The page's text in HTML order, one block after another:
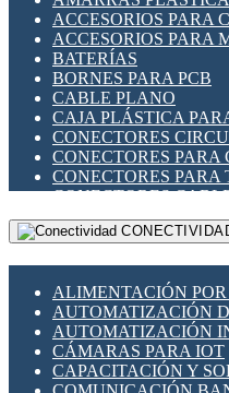
INDICADORES PARA
INTERFACES DE
INTERRUPTORES
LLAVES
MEDIDORES DE
MOTORES PASO A
PANTALLAS HMI
PLC -
PROGRAMADORES
RELÉS DE
SENSORES
SENSORES
TEMPORIZADORES
VARIACS
VARIADORES DE
SECCIONADORES -
ACCESORIOS PARA
ACCESORIOS PARA
BATERÍAS
BORNES PARA PCB
CABLE PLANO
CAJA PLÁSTICA
CONECTORES
CONECTORES PARA
CONECTORES
CONECTORES
CONECTORES PCB A
DIP SWITCHES
HERRAMIENTAS
ILUMINACIÓN LED
INTERRUPTORES
INTERFACES DE RELÉ
OTROS RELÉS
ALIMENTACIÓN
AUTOMATIZACIÓN
AUTOMATIZACIÓN
CÁMARAS PARA IOT
CAPACITACIÓN Y